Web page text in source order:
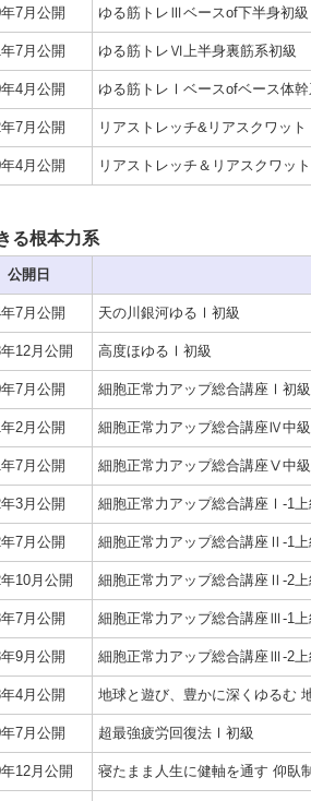
7月公開 ゆる筋トレⅢベースof下半身初級
7月公開 ゆる筋トレⅥ上半身裏筋系初級
4月公開 ゆる筋トレⅠベースofベース体幹
7月公開 リアストレッチ&リアスクワッ
4月公開 リアストレッチ＆リアスクワッ
る根本力系
公開日
7月公開 天の川銀河ゆるⅠ初級
12月公開 高度ほゆるⅠ初級
7月公開 細胞正常力アップ総合講座Ⅰ初級
2月公開 細胞正常力アップ総合講座Ⅳ中級
7月公開 細胞正常力アップ総合講座Ⅴ中級
3月公開 細胞正常力アップ総合講座Ⅰ-1上
7月公開 細胞正常力アップ総合講座Ⅱ-1上
10月公開 細胞正常力アップ総合講座Ⅱ-2上
7月公開 細胞正常力アップ総合講座Ⅲ-1上
9月公開 細胞正常力アップ総合講座Ⅲ-2上
4月公開 地球と遊び、豊かに深くゆるむ
7月公開 超最強疲労回復法Ⅰ初級
12月公開 寝たまま人生に健軸を通す 仰臥